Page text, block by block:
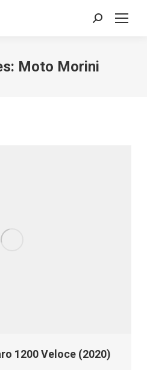
Search:
Moto Morini
1200 Veloce (2020)